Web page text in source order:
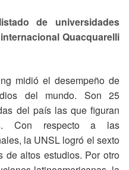
listado de universidades
Quacquarelli
midió el desempeño de
del mundo. Son 25
del país las que figuran
Con respecto a las
la UNSL logró el sexto
de altos estudios. Por otro